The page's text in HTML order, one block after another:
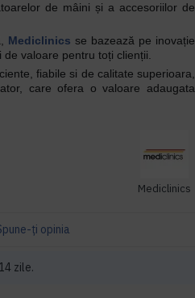
de mâini și a accesoriilor de
Mediclinics se bazează pe inovație
valoare pentru toți clienții.
fiabile si de calitate superioara,
care ofera o valoare adaugata
Mediclinics
zile.
ţi opinia